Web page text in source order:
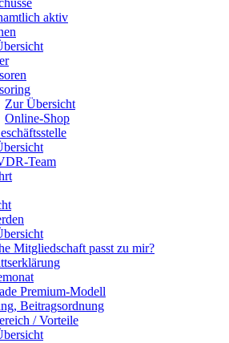
aktiv
Zur Übersicht
Online-Shop
Team
Mitgliedschaft passt zu mir?
Premium-Modell
Beitragsordnung
/ Vorteile